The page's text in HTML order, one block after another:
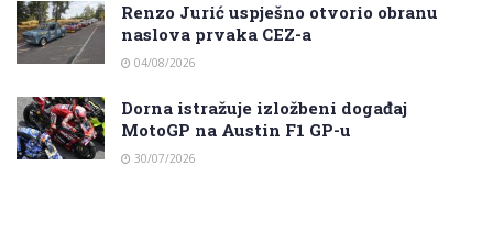
Renzo Jurić uspješno otvorio obranu
naslova prvaka CEZ-a
04/08/2026
Dorna istražuje izložbeni događaj
MotoGP na Austin F1 GP-u
30/07/2026